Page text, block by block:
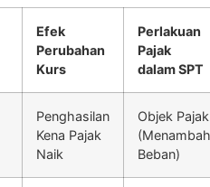
Efek
Perubahan
Kurs
Perlakuan
Pajak
dalam SPT
Penghasilan
Kena Pajak
Naik
Objek Pajak
(Menambah
Beban)